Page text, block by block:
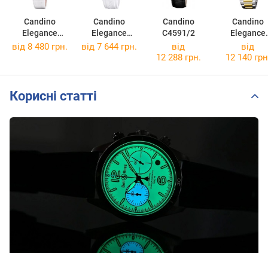
Candino
Elegance
C4670/3
Candino
Elegance
C4777/2
Candino
C4591/2
Candino
Elegance
C4776/6
від 8 480 грн. від 7 644 грн.
від
12 288 грн.
від
12 140
Корисні статті